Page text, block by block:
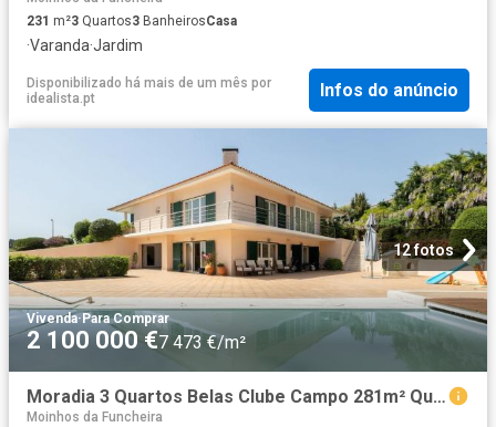
231 m²3 Quartos3 BanheirosCasa
·Varanda·Jardim
Disponibilizado há mais de um mês por
idealista.pt
Infos do anúncio
12 fotos
Vivenda·Para Comprar
2 100 000 €7 473 €/m²
Moradia 3 Quartos Belas Clube Campo 281m² Queluz e Belas
Moinhos da Funcheira